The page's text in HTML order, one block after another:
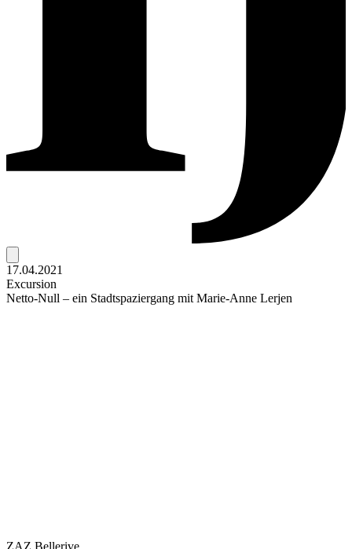
17.04.2021
Excursion
Netto-Null – ein Stadtspaziergang mit Marie-Anne Lerjen